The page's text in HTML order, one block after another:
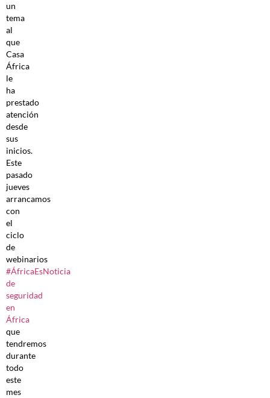
un
tema
al
que
Casa
África
le
ha
prestado
atención
desde
sus
inicios.
Este
pasado
jueves
arrancamos
con
el
ciclo
de
webinarios
#ÁfricaEsNoticia
de
seguridad
en
África
que
tendremos
durante
todo
este
mes